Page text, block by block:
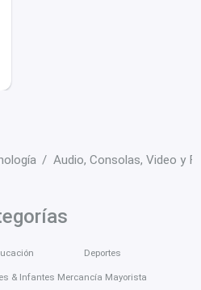
Audio, Consolas, Video y
& Infantes
Deportes
Mercancía Mayorista